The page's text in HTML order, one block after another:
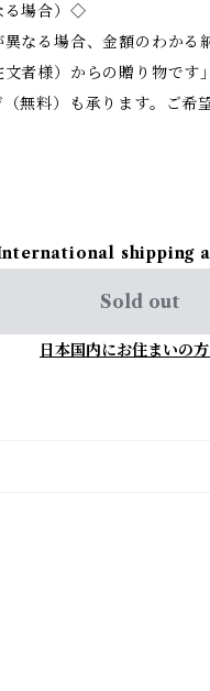
る場合）◇
異なる場合、金額のわか
文者様）からの贈り物で
（無料）も承ります。ご
shipping
Sold out
日本国内にお住まいの